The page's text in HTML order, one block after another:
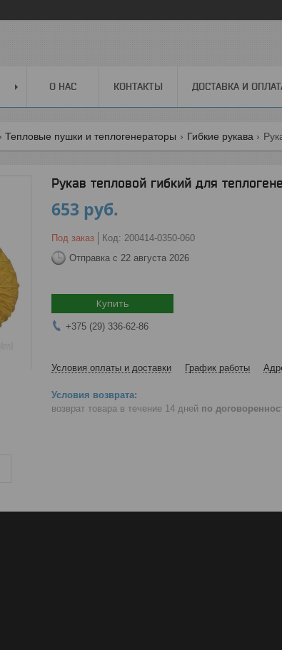
О НАС КОНТАКТЫ ДОСТАВКА И
Тепловые пушки и теплогенераторы Гибкие рукава
Рукав тепловой гибкий для
653 руб.
Под заказ Код: 200414-0350-060
Отправка с 22 августа 2026
Купить
+375 (29) 336-62-86
Условия оплаты и доставки График работы
возврат товара в течение 14 дней по